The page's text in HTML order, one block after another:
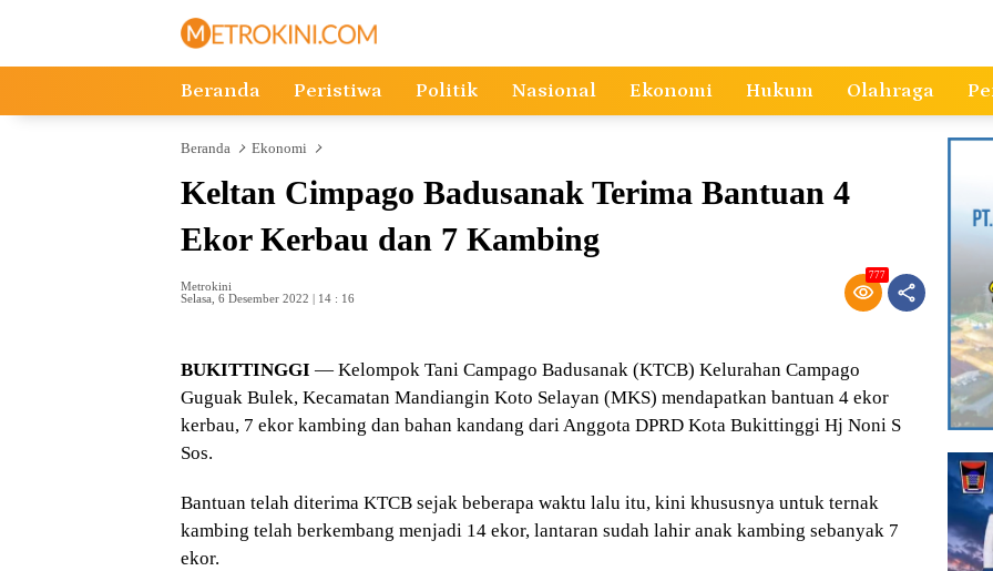
Beranda Peristiwa Politik Nasional Ekonomi Hukum Olahraga
Beranda Ekonomi
Keltan Cimpago Badusanak Terima Bantuan 4
Ekor Kerbau dan 7 Kambing
Metrokini
Selasa, 6 Desember 2022 | 14 : 16
777
BUKITTINGGI — Kelompok Tani Campago Badusanak (KTCB) Kelurahan Campago
Guguak Bulek, Kecamatan Mandiangin Koto Selayan (MKS) mendapatkan bantuan 4 ekor
kerbau, 7 ekor kambing dan bahan kandang dari Anggota DPRD Kota Bukittinggi Hj Noni S
Sos.
Bantuan telah diterima KTCB sejak beberapa waktu lalu itu, kini khususnya untuk ternak
kambing telah berkembang menjadi 14 ekor, lantaran sudah lahir anak kambing sebanyak 7
ekor.